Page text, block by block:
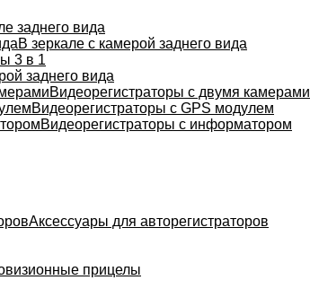
заднего вида
В зеркале с камерой заднего вида
3 в 1
заднего вида
Видеорегистраторы с двумя камерами
Видеорегистраторы с GPS модулем
Видеорегистраторы с информатором
Аксессуары для авторегистраторов
прицелы